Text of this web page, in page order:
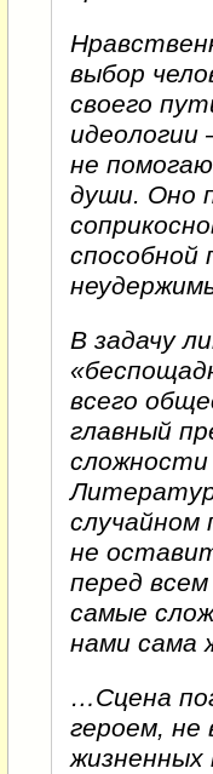
выбор
своего
не
души. Оно
способной
В задачу
всего
главный
сложности
случайном
не
перед
самые
нами сама
…Сцена
героем, не
жизненных